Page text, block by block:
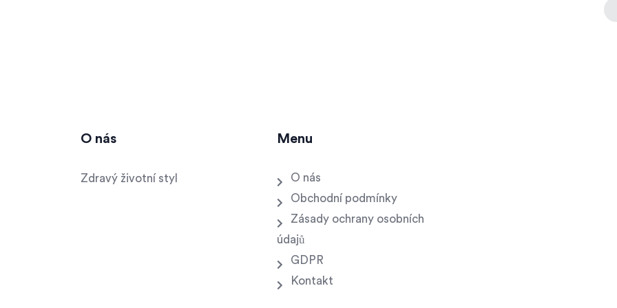
O nás
Zdravý životní styl
Menu
O nás
Obchodní podmínky
Zásady ochrany osobních
údajů
GDPR
Kontakt